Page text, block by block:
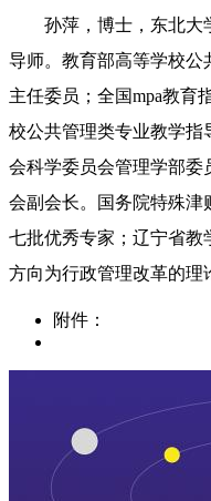
孙萍，博士，东北大
导师。教育部高等学校公
主任委员；全国mpa教育
校公共管理类专业教学指
会科学委员会管理学部委
会副会长。国务院特殊津
七批优秀专家；辽宁省教
方向为行政管理改革的理
附件：